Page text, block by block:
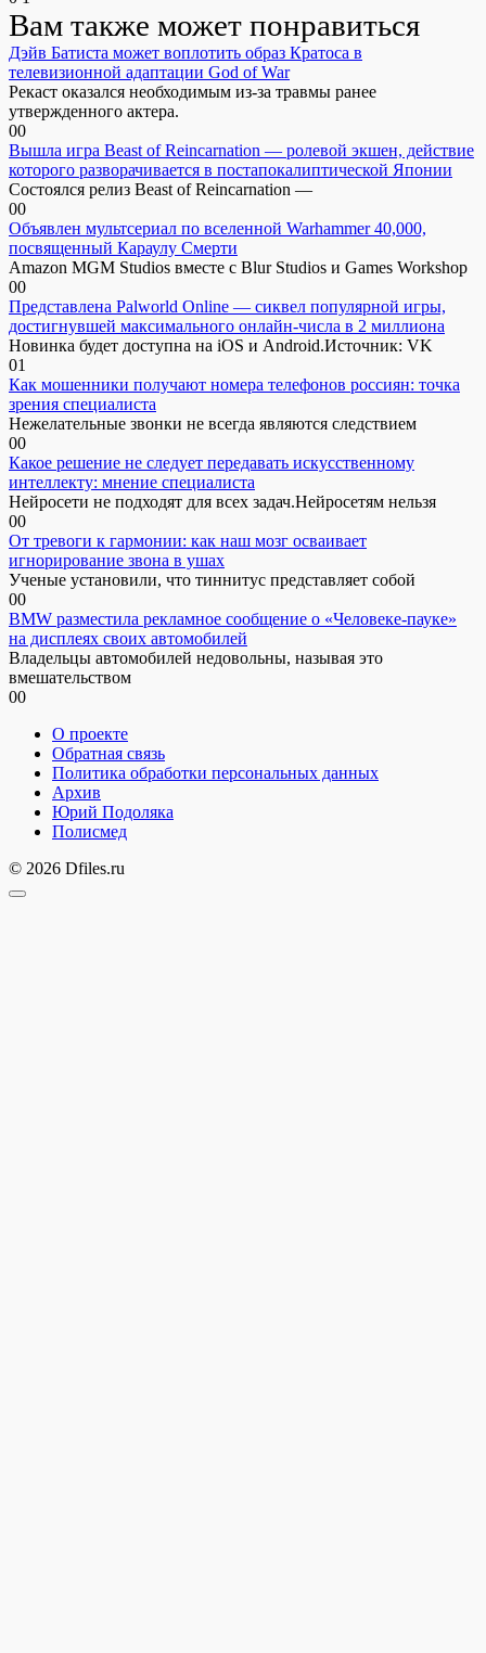
Вам также может понравиться
Дэйв Батиста может воплотить образ Кратоса в
телевизионной адаптации God of War
Рекаст оказался необходимым из-за травмы ранее
утвержденного актера.
00
Вышла игра Beast of Reincarnation — ролевой экшен, действие
которого разворачивается в постапокалиптической Японии
Состоялся релиз Beast of Reincarnation —
00
Объявлен мультсериал по вселенной Warhammer 40,000,
посвященный Караулу Смерти
Amazon MGM Studios вместе с Blur Studios и Games Workshop
00
Представлена Palworld Online — сиквел популярной игры,
достигнувшей максимального онлайн-числа в 2 миллиона
Новинка будет доступна на iOS и Android.Источник: VK
01
Как мошенники получают номера телефонов россиян: точка
зрения специалиста
Нежелательные звонки не всегда являются следствием
00
Какое решение не следует передавать искусственному
интеллекту: мнение специалиста
Нейросети не подходят для всех задач.Нейросетям нельзя
00
От тревоги к гармонии: как наш мозг осваивает
игнорирование звона в ушах
Ученые установили, что тиннитус представляет собой
00
BMW разместила рекламное сообщение о «Человеке-пауке»
на дисплеях своих автомобилей
Владельцы автомобилей недовольны, называя это
вмешательством
00
О проекте
Обратная связь
Политика обработки персональных данных
Архив
Юрий Подоляка
Полисмед
© 2026 Dfiles.ru